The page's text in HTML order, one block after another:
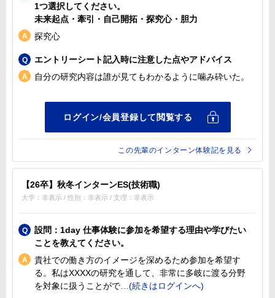
1つ選択してください。
未来起点・牽引・自己開拓・探究心・胆力
探究心
エントリーシート記入時に注意した点やアドバイス
自分の研究内容は誰が見てもわかるように噛み砕いた。
この先輩のインターン体験記を見る
【26卒】秋冬インターンES(技術職)
大学：非表示 / 性別：非表示 / 文理：非表示
設問：1day 仕事体験に参加を希望する理由や学びたい
ことを教えてください。
貴社での働き方のイメージを深めるため参加を希望す
る。私はXXXXの研究を通して、非常に多岐に渡る分野
を対象に扱うことがで